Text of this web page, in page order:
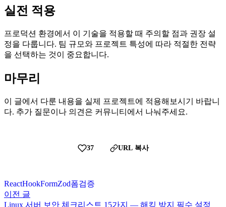
실전 적용
프로덕션 환경에서 이 기술을 적용할 때 주의할 점과 권장 설
정을 다룹니다. 팀 규모와 프로젝트 특성에 따라 적절한 전략
을 선택하는 것이 중요합니다.
마무리
이 글에서 다룬 내용을 실제 프로젝트에 적용해보시기 바랍니
다. 추가 질문이나 의견은 커뮤니티에서 나눠주세요.
37 URL 복사
ReactHookFormZod폼검증
이전 글
Linux 서버 보안 체크리스트 15가지 — 해킹 방지 필수 설정